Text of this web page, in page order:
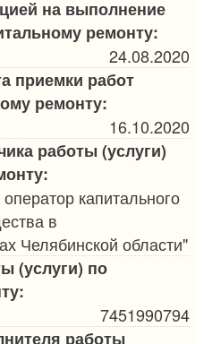
на выполнение
ремонту:
24.08.2020
приемки работ
ремонту:
16.10.2020
работы (услуги)
капитального
в
Челябинской области"
(услуги) по
7451990794
работы